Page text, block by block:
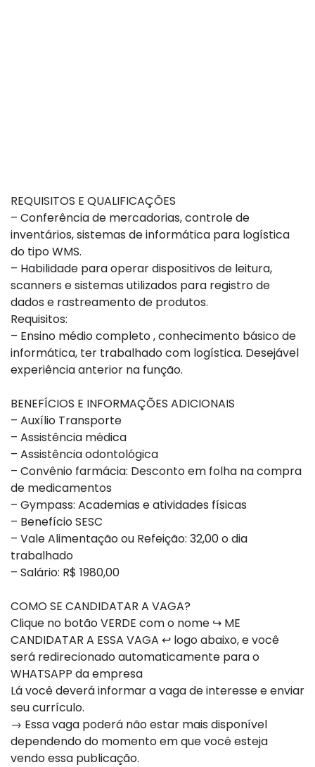
REQUISITOS E QUALIFICAÇÕES
– Conferência de mercadorias, controle de
inventários, sistemas de informática para logística
do tipo WMS.
– Habilidade para operar dispositivos de leitura,
scanners e sistemas utilizados para registro de
dados e rastreamento de produtos.
Requisitos:
– Ensino médio completo , conhecimento básico de
informática, ter trabalhado com logística. Desejável
experiência anterior na função.
BENEFÍCIOS E INFORMAÇÕES ADICIONAIS
– Auxílio Transporte
– Assistência médica
– Assistência odontológica
– Convênio farmácia: Desconto em folha na compra
de medicamentos
– Gympass: Academias e atividades físicas
– Benefício SESC
– Vale Alimentação ou Refeição: 32,00 o dia
trabalhado
– Salário: R$ 1980,00
COMO SE CANDIDATAR A VAGA?
Clique no botão VERDE com o nome ↪ ME
CANDIDATAR A ESSA VAGA ↩ logo abaixo, e você
será redirecionado automaticamente para o
WHATSAPP da empresa
Lá você deverá informar a vaga de interesse e enviar
seu currículo.
→ Essa vaga poderá não estar mais disponível
dependendo do momento em que você esteja
vendo essa publicação.